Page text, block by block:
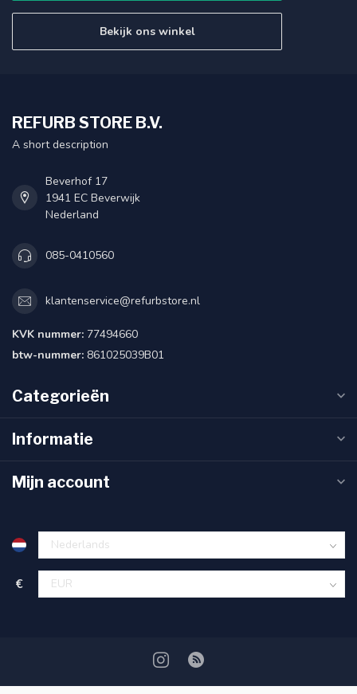
Bekijk ons winkel
REFURB STORE B.V.
A short description
Beverhof 17
1941 EC Beverwijk
Nederland
085-0410560
klantenservice@refurbstore.nl
KVK nummer: 77494660
btw-nummer: 861025039B01
Categorieën
Informatie
Mijn account
€